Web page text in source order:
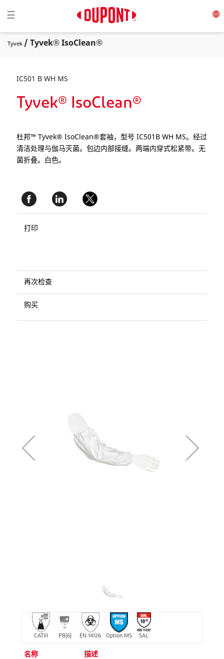
Toggle navigation
☰
Tyvek / Tyvek® IsoClean®
IC501 B WH MS
Tyvek® IsoClean®
杜邦™ Tyvek® IsoClean®套袖，型号 IC501B WH MS。经过
清洁处理与伽马灭菌。包边内部接缝。两端内穿式松紧带。无
菌折叠。白色。
打印
再次检查
购买
CATIII PB[6] EN 14126 Option MS SAL
名称 描述